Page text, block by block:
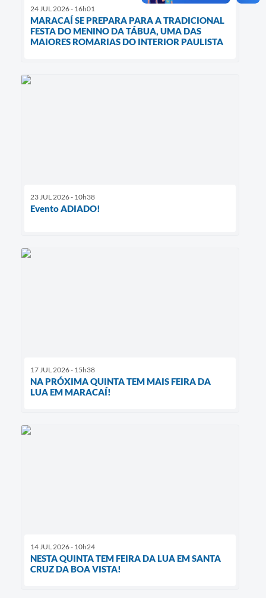
24 JUL 2026 - 16h01
MARACAÍ SE PREPARA PARA A TRADICIONAL
FESTA DO MENINO DA TÁBUA, UMA DAS
MAIORES ROMARIAS DO INTERIOR PAULISTA
23 JUL 2026 - 10h38
Evento ADIADO!
17 JUL 2026 - 15h38
NA PRÓXIMA QUINTA TEM MAIS FEIRA DA
LUA EM MARACAÍ!
14 JUL 2026 - 10h24
NESTA QUINTA TEM FEIRA DA LUA EM SANTA
CRUZ DA BOA VISTA!